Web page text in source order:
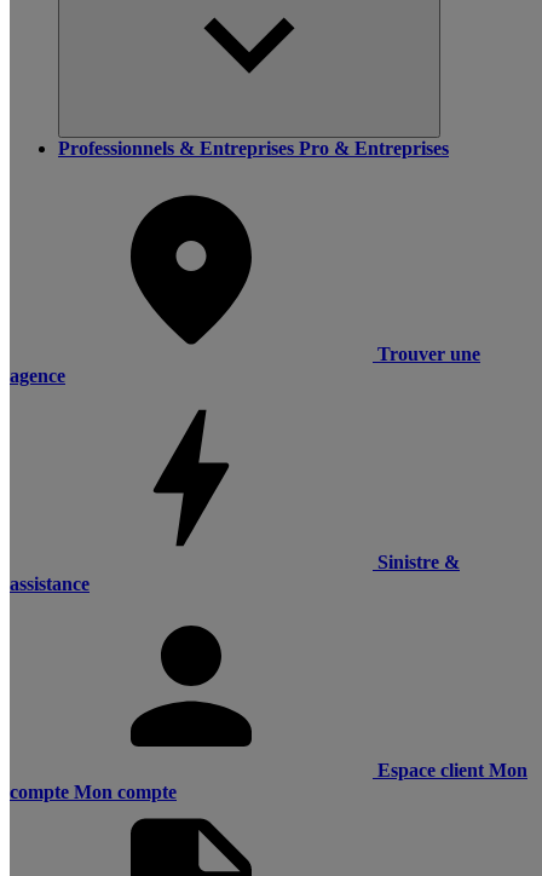
Professionnels & Entreprises Pro & Entreprises
Trouver une
agence
Sinistre &
assistance
Espace client Mon
compte Mon compte